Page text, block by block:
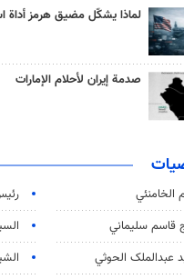
لماذا يشكّل مضيق هرمز أداة
صدمة إيران لأحلام الإمارات
الخامنئي
قاسم سليماني
عبدالملک الحوثي